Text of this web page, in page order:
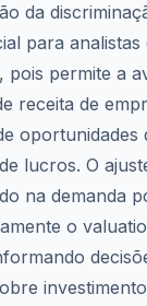
da
para analistas
pois permite a
receita de
oportunidades
lucros. O
na demanda
o